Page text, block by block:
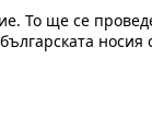
То ще се